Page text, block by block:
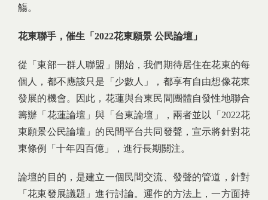
觴。
花東聯手，催生「2022花東願景 公民論壇」
從「東部一群人聯盟」開始，我們期待居住在花東的每
個人，都不應該只是「少數人」，都享有自由想像花東
發展的機會。因此，花蓮與台東民間團體自發性地聯合
籌辦「花蓮論壇」與「台東論壇」，兩者並以「2022花
東願景公民論壇」的民間平台共同發聲，宣示將針對花
東條例「十年四百億」，進行長期關注。
論壇的目的，是建立一個民間交流、發聲的管道，針對
「花東發展議題」進行討論。運作的方法上，一方面持